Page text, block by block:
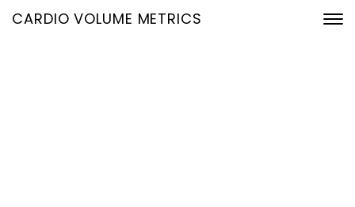
CARDIO VOLUME METRICS